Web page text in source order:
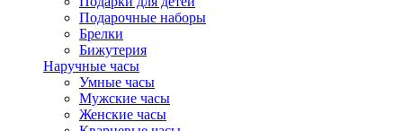
Подарочные наборы
Брелки
Бижутерия
Наручные часы
Умные часы
Мужские часы
Женские часы